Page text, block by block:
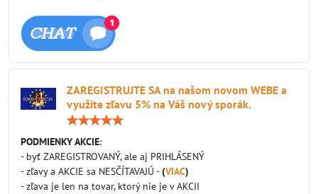
ZAREGISTRUJTE SA na našom novom WEBE a
využite zľavu 5% na Váš nový sporák.
PODMIENKY AKCIE:
- byť ZAREGISTROVANÝ, ale aj PRIHLÁSENÝ
- zľavy a AKCIE sa NESČÍTAVAJÚ -(VIAC)
- zľava je len na tovar, ktorý nie je v AKCII